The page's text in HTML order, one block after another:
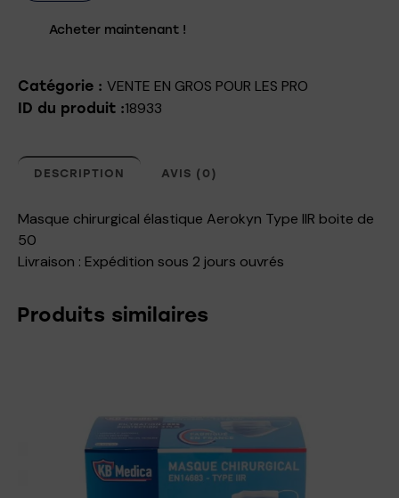
Acheter maintenant !
Catégorie : VENTE EN GROS POUR LES PRO
ID du produit :18933
DESCRIPTION AVIS (0)
Masque chirurgical élastique Aerokyn Type IIR boite de
50
Livraison : Expédition sous 2 jours ouvrés
Produits similaires